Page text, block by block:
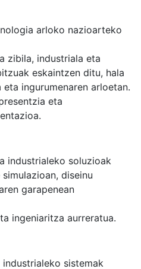
arloko nazioarteko
zibila, industriala eta
eskaintzen ditu, hala
ingurumenaren arloetan.
eta
industrialeko soluzioak
diseinu
garapenean
ingeniaritza aurreratua.
industrialeko sistemak